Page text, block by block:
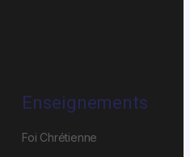
Enseignements
Foi Chrétienne